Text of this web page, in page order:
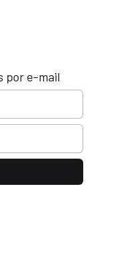
por e-mail